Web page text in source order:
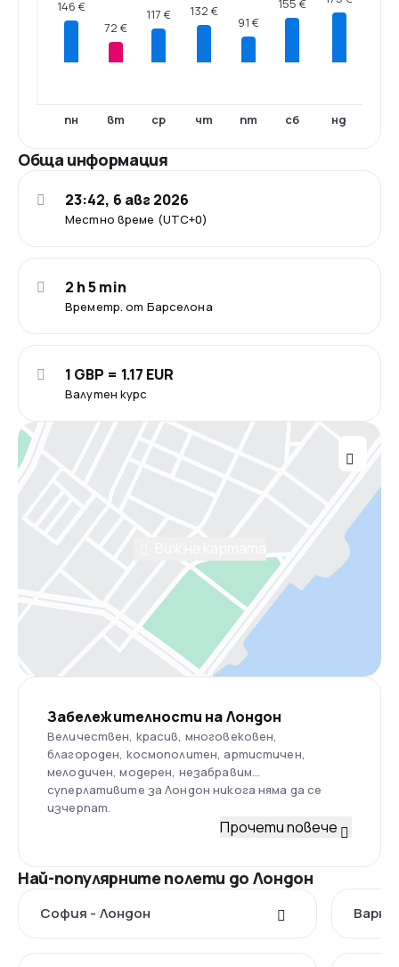
146 €
пн
72 €
вт
117 €
ср
132 €
чт
91 €
пт
155 €
сб нд
Обща информация
Местно време (UTC+0)
23:42, 6 авг 2026
Времетр. от Барселона
2 h 5 min
Валутен курс
1 GBP = 1.17 EUR
Забележителности на Лондон
Величествен, красив, многовековен,
благороден, космополитен, артистичен,
мелодичен, модерен, незабравим…
суперлативите за Лондон никога няма да се
изчерпат.
Прочети повече
Най-популярните полети до Лондон
София - Лондон